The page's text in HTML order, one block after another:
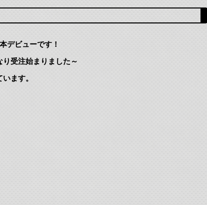
デビューです！
受注始まりました～
います。